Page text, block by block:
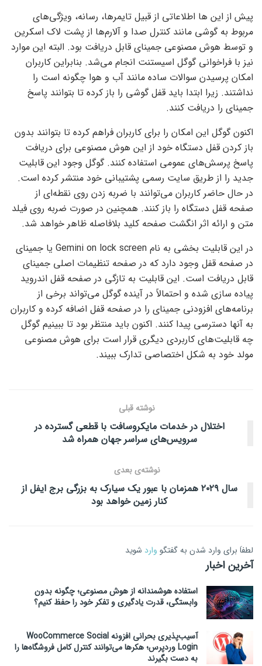
پیش از این ها اطلاعاتی از قبیل تایمرها، رسانه، ویژگی‌های
مربوط به گوشی مانند کنترل صدا و آلارم‌ها از پشت لاک اسکرین
و توسط هوش مصنوعی جمینای قابل دریافت بود. البته این موارد
نیز با فراخوانی گوگل اسیستنت انجام می‌شد. بنابراین کاربران
امکان پرسیدن سوالات ساده مانند آب و هوا چگونه است را
نداشتند. زیرا ابتدا باید قفل گوشی را باز کرده تا بتوانند پاسخ
جمینای را دریافت کنند.
اکنون گوگل این امکان را برای کاربران فراهم کرده تا بتوانند بدون
باز کردن قفل دستگاه خود از این هوش مصنوعی برای دریافت
پاسخ پرسش‌های عمومی استفاده کنند. گوگل وجود این قابلیت
جدید را از طریق سایت رسمی پشتیبانی خود منتشر کرده است.
در حال حاضر کاربران می‌توانند با ضربه زدن روی نقطه‌ای از
صفحه قفل دستگاه را باز کنند. همچنین در صورت ضربه روی فیلد
متن و ارائه اثر انگشت صفحه کلید بلافاصله ظاهر خواهد شد.
در این قابلیت بخشی به نام Gemini on lock screen یا جمینای
در صفحه قفل وجود دارد که در صفحه تنظیمات اصلی جمینای
قابل دریافت است. این قابلیت به تازگی در صفحه قفل اندروید
پیاده سازی شده و احتمالاً در آینده گوگل می‌تواند برخی از
برنامه‌های افزودنی جمینای را در صفحه قفل اضافه کرده و کاربران
به آنها دسترسی پیدا کنند. اکنون باید منتظر بود تا ببینیم گوگل
چه قابلیت‌های کاربردی دیگری قرار است برای هوش مصنوعی
مولد خود به شکل اختصاصی تدارک ببیند.
نوشته قبلی
اختلال در خدمات مایکروسافت با قطعی گسترده در
سرویس‌های سراسر جهان همراه شد
نوشته‌ی بعدی
سال ۲۰۲۹ همزمان با عبور یک سیارک به بزرگی برج ایفل از
کنار زمین خواهد بود
لطفاَ برای وارد شدن به گفتگو وارد شوید
آخرین اخبار
استفاده هوشمندانه از هوش مصنوعی؛ چگونه بدون
وابستگی، قدرت یادگیری و تفکر خود را حفظ کنیم؟
آسیب‌پذیری بحرانی افزونه WooCommerce Social
Login وردپرس؛ هکرها می‌توانند کنترل کامل فروشگاه‌ها را
به دست بگیرند